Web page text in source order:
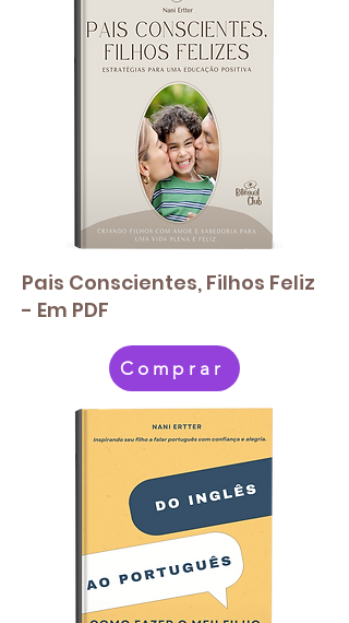
Pais Conscientes, Filhos Feliz
- Em PDF
Comprar